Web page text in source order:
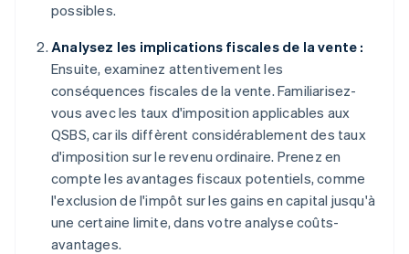
possibles.
Analysez les implications fiscales de la vente :
Ensuite, examinez attentivement les
conséquences fiscales de la vente. Familiarisez-
vous avec les taux d'imposition applicables aux
QSBS, car ils diffèrent considérablement des taux
d'imposition sur le revenu ordinaire. Prenez en
compte les avantages fiscaux potentiels, comme
l'exclusion de l'impôt sur les gains en capital jusqu'à
une certaine limite, dans votre analyse coûts-
avantages.